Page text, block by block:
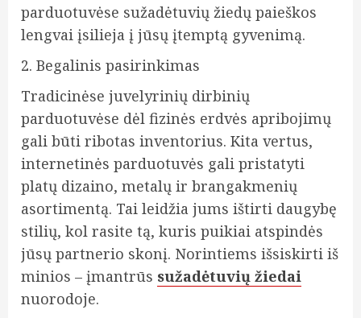
parduotuvėse sužadėtuvių žiedų paieškos
lengvai įsilieja į jūsų įtemptą gyvenimą.
2. Begalinis pasirinkimas
Tradicinėse juvelyrinių dirbinių
parduotuvėse dėl fizinės erdvės apribojimų
gali būti ribotas inventorius. Kita vertus,
internetinės parduotuvės gali pristatyti
platų dizaino, metalų ir brangakmenių
asortimentą. Tai leidžia jums ištirti daugybę
stilių, kol rasite tą, kuris puikiai atspindės
jūsų partnerio skonį. Norintiems išsiskirti iš
minios – įmantrūs sužadėtuvių žiedai
nuorodoje.